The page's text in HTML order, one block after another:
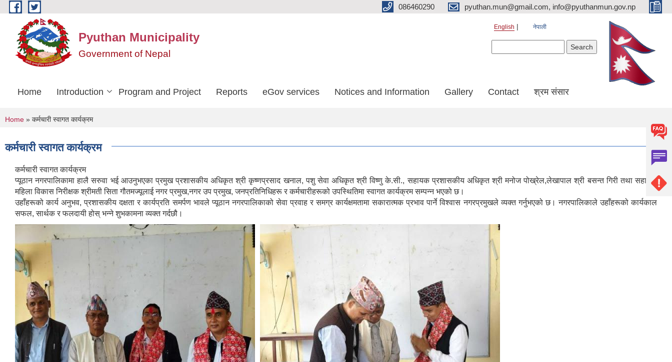
Skip to main content 086460290 pyuthan.mun@gmail.com, info@pyuthanmun.gov.np
Pyuthan Municipality
Government of Nepal
English नेपाली
Home Introduction Program and Project Reports eGov services Notices and Information Gallery Contact श्रम संसार
You are here
Home » कर्मचारी स्वागत कार्यक्रम
कर्मचारी स्वागत कार्यक्रम
कर्मचारी स्वागत कार्यक्रम
प्यूठान नगरपालिकामा हालै सरुवा भई आउनुभएका प्रमुख प्रशासकीय अधिकृत श्री कृष्णप्रसाद खनाल, पशु सेवा अधिकृत श्री विष्णु के.सी., सहायक प्रशासकीय अधिकृत श्री मनोज पोख्रेल,लेखापाल श्री बसन्त गिरी तथा सहायक
महिला विकास निरीक्षक श्रीमती सिता गौतमज्यूलाई नगर प्रमुख,नगर उप प्रमुख, जनप्रतिनिधिहरू र कर्मचारीहरूको उपस्थितिमा स्वागत कार्यक्रम सम्पन्न भएको छ।
उहाँहरूको कार्य अनुभव, प्रशासकीय दक्षता र कार्यप्रति समर्पण भावले प्यूठान नगरपालिकाको सेवा प्रवाह र समग्र कार्यक्षमतामा सकारात्मक प्रभाव पार्ने विश्वास नगरप्रमुखले व्यक्त गर्नुभएको छ। नगरपालिकाले उहाँहरूको कार्यकाल
सफल, सार्थक र फलदायी होस् भन्ने शुभकामना व्यक्त गर्दछौ।